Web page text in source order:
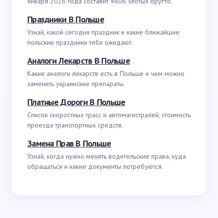
Праздники В Польше
Узнай, какой сегодня праздник и какие ближайшие
польские праздники тебя ожидают.
Аналоги Лекарств В Польше
Какие аналоги лекарств есть в Польше и чем можно
заменить украинские препараты.
Платные Дороги В Польше
Список скоростных трасс и автомагистралей, стоимость
проезда транспортных средств.
Замена Прав В Польше
Узнай, когда нужно менять водительские права, куда
обращаться и какие документы потребуются.